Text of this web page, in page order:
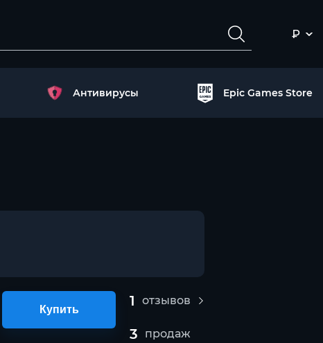
₽
Антивирусы Epic Games Store
Купить
1 отзывов
3 продаж